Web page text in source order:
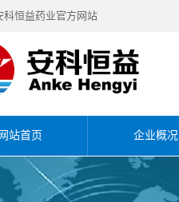
科恒益药业官方网站
网站首页 企业概况